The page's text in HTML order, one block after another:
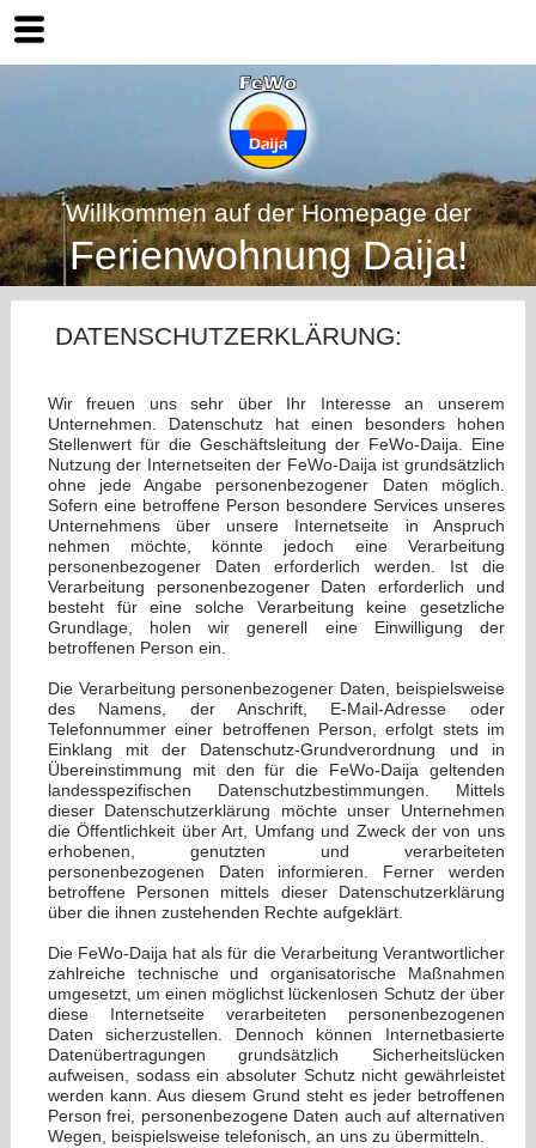
Willkommen auf der Homepage der
Ferienwohnung Daija!
DATENSCHUTZERKLÄRUNG:
Wir freuen uns sehr über Ihr Interesse an unserem
Unternehmen. Datenschutz hat einen besonders hohen
Stellenwert für die Geschäftsleitung der FeWo-Daija. Eine
Nutzung der Internetseiten der FeWo-Daija ist grundsätzlich
ohne jede Angabe personenbezogener Daten möglich.
Sofern eine betroffene Person besondere Services unseres
Unternehmens über unsere Internetseite in Anspruch
nehmen möchte, könnte jedoch eine Verarbeitung
personenbezogener Daten erforderlich werden. Ist die
Verarbeitung personenbezogener Daten erforderlich und
besteht für eine solche Verarbeitung keine gesetzliche
Grundlage, holen wir generell eine Einwilligung der
betroffenen Person ein.
Die Verarbeitung personenbezogener Daten, beispielsweise
des Namens, der Anschrift, E-Mail-Adresse oder
Telefonnummer einer betroffenen Person, erfolgt stets im
Einklang mit der Datenschutz-Grundverordnung und in
Übereinstimmung mit den für die FeWo-Daija geltenden
landesspezifischen Datenschutzbestimmungen. Mittels
dieser Datenschutzerklärung möchte unser Unternehmen
die Öffentlichkeit über Art, Umfang und Zweck der von uns
erhobenen, genutzten und verarbeiteten
personenbezogenen Daten informieren. Ferner werden
betroffene Personen mittels dieser Datenschutzerklärung
über die ihnen zustehenden Rechte aufgeklärt.
Die FeWo-Daija hat als für die Verarbeitung Verantwortlicher
zahlreiche technische und organisatorische Maßnahmen
umgesetzt, um einen möglichst lückenlosen Schutz der über
diese Internetseite verarbeiteten personenbezogenen
Daten sicherzustellen. Dennoch können Internetbasierte
Datenübertragungen grundsätzlich Sicherheitslücken
aufweisen, sodass ein absoluter Schutz nicht gewährleistet
werden kann. Aus diesem Grund steht es jeder betroffenen
Person frei, personenbezogene Daten auch auf alternativen
Wegen, beispielsweise telefonisch, an uns zu übermitteln.